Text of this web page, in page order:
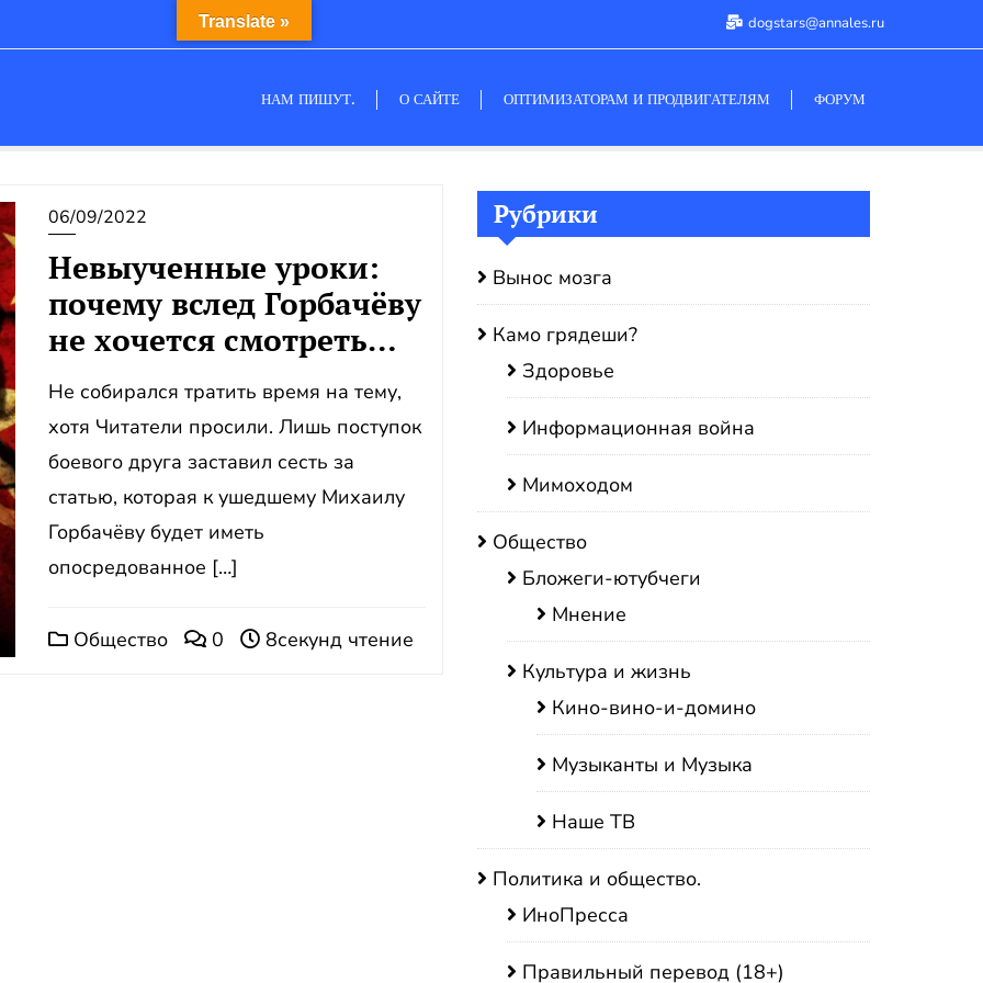
dogstars@annales.ru
НАМ ПИШУТ. О САЙТЕ ОПТИМИЗАТОРАМ И ПРОДВИГАТЕЛЯМ ФОРУМ
06/09/2022
Невыученные уроки:
почему вслед Горбачёву
не хочется смотреть…
Не собирался тратить время на тему,
хотя Читатели просили. Лишь поступок
боевого друга заставил сесть за
статью, которая к ушедшему Михаилу
Горбачёву будет иметь
опосредованное […]
Общество 0 8секунд чтение
Рубрики
Вынос мозга
Камо грядеши?
Здоровье
Информационная война
Мимоходом
Общество
Бложеги-ютубчеги
Мнение
Культура и жизнь
Кино-вино-и-домино
Музыканты и Музыка
Наше ТВ
Политика и общество.
ИноПресса
Правильный перевод (18+)
Translate »